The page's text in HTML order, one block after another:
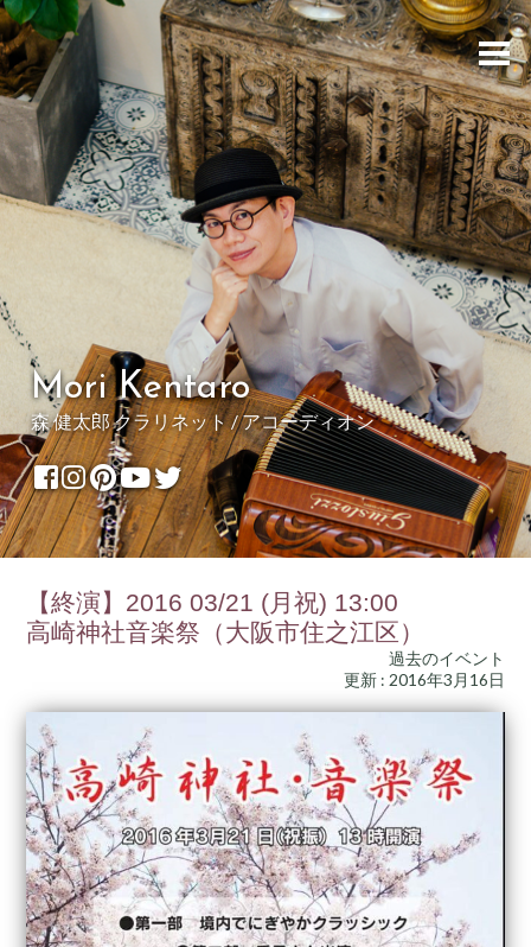
Mori Kentaro
森 健太郎 クラリネット / アコーディオン
【終演】2016 03/21 (月祝) 13:00
高崎神社音楽祭（大阪市住之江区）
過去のイベント
更新 : 2016年3月16日